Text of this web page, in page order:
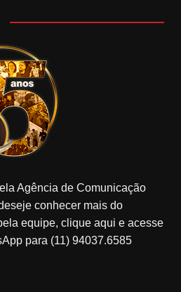
Agência de Comunicação
conhecer mais do
equipe, clique aqui e acesse
para (11) 94037.6585